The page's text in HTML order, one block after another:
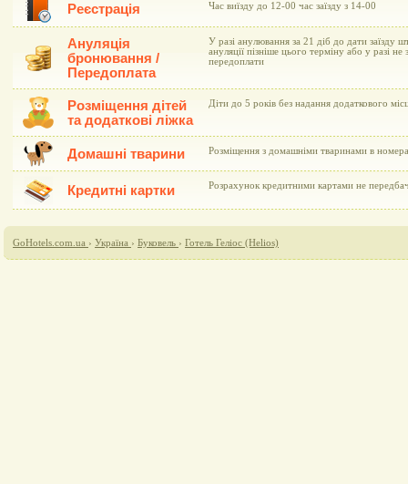
Реєстрація Час виїзду до 12-00 час заїзду з 14-00
Ануляція
бронювання /
Передоплата
У разі анулювання за 21 діб до дати заїзду
ануляції пізніше цього терміну або у разі не
передоплати
Розміщення дітей
та додаткові ліжка
Діти до 5 років без надання додаткового
Домашні тварини Розміщення з домашніми тваринами в
Кредитні картки Розрахунок кредитними картами не
GoHotels.com.ua › Україна › Буковель › Готель Геліос (Helios)